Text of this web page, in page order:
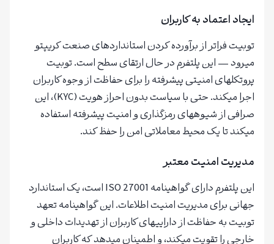
ایجاد اعتماد به کاربران
توبیت فراتر از برآورده کردن استانداردهای صنعت کریپتو
میرود — این پلتفرم در حال ارتقای سطح است. توبیت
پروتکلهای امنیتی پیشرفته را برای حفاظت از وجوه کاربران
اجرا میکند. حتی با سیاست بدون احراز هویت (KYC)، این
صرافی از شیوههای رمزگذاری و امنیت پیشرفته استفاده
میکند تا یک محیط معاملاتی امن را حفظ کند.
مدیریت امنیت معتبر
این پلتفرم دارای گواهینامه ISO 27001 است، یک استاندارد
جهانی برای مدیریت امنیت اطلاعات. این گواهینامه تعهد
توبیت به حفاظت از داراییهای کاربران از تهدیدات داخلی و
خارجی را تقویت میکند، و اطمینان میدهد که کاربران